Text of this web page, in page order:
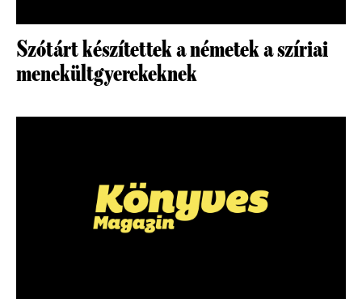
Szótárt készítettek a németek a szíriai
menekültgyerekeknek